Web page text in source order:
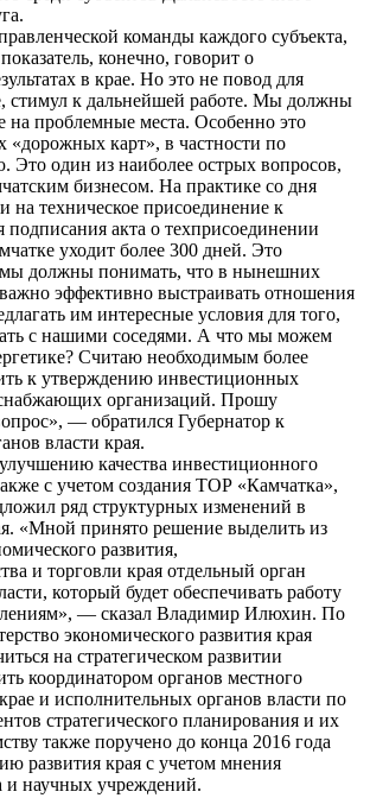
команды каждого субъекта,
конечно, говорит о
в крае. Но это не повод для
стимул к дальнейшей работе. Мы должны
на проблемные места. Особенно это
«дорожных карт», в частности по
Это один из наиболее острых вопросов,
бизнесом. На практике со дня
на техническое присоединение к
подписания акта о техприсоединении
уходит более 300 дней. Это
должны понимать, что в нынешних
эффективно выстраивать отношения
им интересные условия для того,
с нашими соседями. А что мы можем
Считаю необходимым более
к утверждению инвестиционных
организаций. Прошу
— обратился Губернатор к
власти края.
качества инвестиционного
с учетом создания ТОР «Камчатка»,
ряд структурных изменений в
«Мной принято решение выделить из
развития,
и торговли края отдельный орган
который будет обеспечивать работу
— сказал Владимир Илюхин. По
экономического развития края
на стратегическом развитии
координатором органов местного
и исполнительных органов власти по
стратегического планирования и их
также поручено до конца 2016 года
развития края с учетом мнения
и научных учреждений.